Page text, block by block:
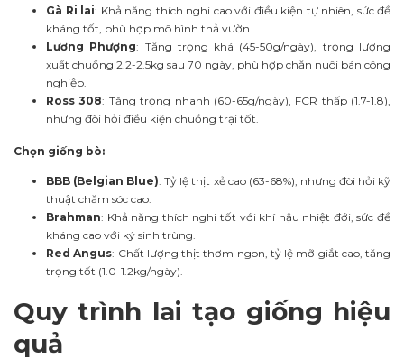
Gà Ri lai: Khả năng thích nghi cao với điều kiện tự nhiên, sức đề
kháng tốt, phù hợp mô hình thả vườn.
Lương Phượng: Tăng trọng khá (45-50g/ngày), trọng lượng
xuất chuồng 2.2-2.5kg sau 70 ngày, phù hợp chăn nuôi bán công
nghiệp.
Ross 308: Tăng trọng nhanh (60-65g/ngày), FCR thấp (1.7-1.8),
nhưng đòi hỏi điều kiện chuồng trại tốt.
Chọn giống bò:
BBB (Belgian Blue): Tỷ lệ thịt xẻ cao (63-68%), nhưng đòi hỏi kỹ
thuật chăm sóc cao.
Brahman: Khả năng thích nghi tốt với khí hậu nhiệt đới, sức đề
kháng cao với ký sinh trùng.
Red Angus: Chất lượng thịt thơm ngon, tỷ lệ mỡ giắt cao, tăng
trọng tốt (1.0-1.2kg/ngày).
Quy trình lai tạo giống hiệu
quả